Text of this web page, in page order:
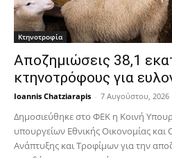
Κτηνοτροφία
Αποζημιώσεις 38,1
κτηνοτρόφους για
Ioannis Chatziarapis - 7 Αυγούστου, 2026
Δημοσιεύθηκε στο ΦΕΚ η Κοινή
υπουργείων Εθνικής Οικονομίας και
Ανάπτυξης και Τροφίμων για την